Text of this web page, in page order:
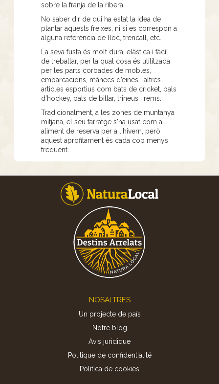
sobre la franja de la ribera.
No saber dir de qui ha estat la idea de
plantar aquests freixes, ni si es correspon a
alguna referència de lloc, trencall, etc.
La seva fusta és molt dura, elàstica i fàcil
de treballar, per la qual cosa és utilitzada
per les parts corbades de mobles,
embarcacions, mànecs d’eines i altres
articles esportius com bats de cricket, pals
d’hockey, pals de billar, trineus i rems.
Tradicionalment, a les zones de muntanya
mitjana, el seu farratge s'ha usat com a
aliment de reserva per a l'hivern, però
aquest aprofitament és cada cop menys
freqüent.
NOSALTRES
Un projecte de país
Notre blog
Avis juridique
Politique de confidentialité
Politica de cookies